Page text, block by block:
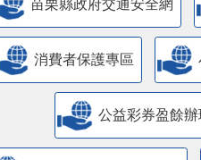
苗栗縣政府交通安全網
消費者保護專區
公益彩券盈餘